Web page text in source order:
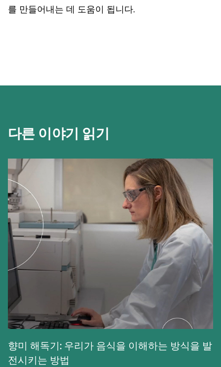
를 만들어내는 데 도움이 됩니다.
다른 이야기 읽기
향미 해독기: 우리가 음식을 이해하는 방식을 발
전시키는 방법